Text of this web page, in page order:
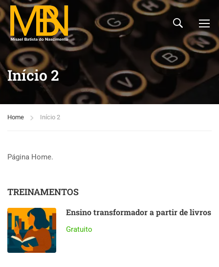
Início 2
Home Início 2
Página Home.
TREINAMENTOS
Ensino transformador a partir de livros
Gratuito